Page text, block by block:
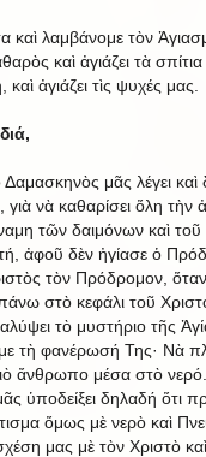
καὶ λαμβάνομε τὸν
καὶ ἀγιάζει τὰ σπίτια
ἀγιάζει τὶς ψυχές μας.
μᾶς λέγει καὶ
γιὰ νὰ καθαρίσει ὅλη τὴν
τῶν δαιμόνων καὶ
ἀφοῦ δὲν ἠγίασε ὁ
τὸν Πρόδρομον, ὅταν
στὸ κεφάλι τοῦ
τὸ μυστήριο τῆς
τὴ φανέρωσή Της· Νὰ
ἄνθρωπο μέσα στὸ νερό.
ὑποδείξει δηλαδή ὅτι
ὅμως μὲ νερὸ καὶ
μας μὲ τὸν Χριστὸ